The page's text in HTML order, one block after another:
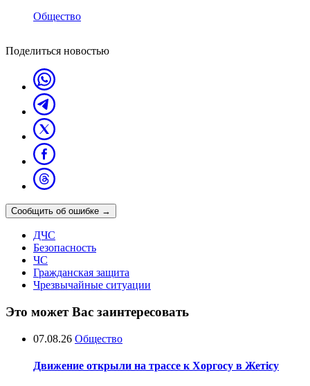
Общество
Поделиться новостью
Сообщить об ошибке →
ДЧС
Безопасность
ЧС
Гражданская защита
Чрезвычайные ситуации
Это может Вас заинтересовать
07.08.26 Общество
Движение открыли на трассе к Хоргосу в Жетісу